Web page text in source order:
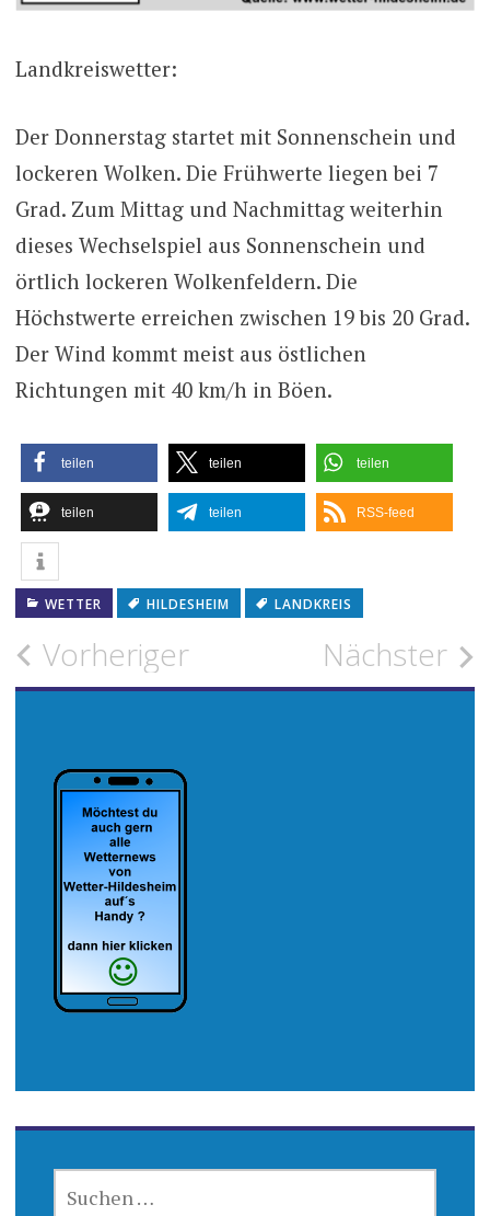
Landkreiswetter:
Der Donnerstag startet mit Sonnenschein und
lockeren Wolken. Die Frühwerte liegen bei 7
Grad. Zum Mittag und Nachmittag weiterhin
dieses Wechselspiel aus Sonnenschein und
örtlich lockeren Wolkenfeldern. Die
Höchstwerte erreichen zwischen 19 bis 20 Grad.
Der Wind kommt meist aus östlichen
Richtungen mit 40 km/h in Böen.
teilen teilen teilen
teilen teilen RSS-feed
WETTER HILDESHEIM LANDKREIS
Beitragsnavigation
Vorheriger Nächster
NACH: